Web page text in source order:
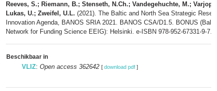
Reeves, S.; Riemann, B.; Stenseth, N.Ch.; Vandegehuchte, M.;
Lukas, U.; Zweifel, U.L. (2021). The Baltic and North Sea Strategic
Innovation Agenda, BANOS SRIA 2021. BANOS CSA/D1.5. BONUS
Network for Funding Science EEIG): Helsinki. e-ISBN 978-952-67331-9-7.
Beschikbaar in
VLIZ: Open access 362642 [ download pdf ]